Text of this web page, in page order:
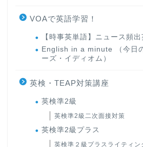
VOAで英語学習！
【時事英単語】ニュース頻
English in a minute （今日
ーズ・イディオム）
英検・TEAP対策講座
英検準2級
英検準2級二次面接対策
英検準2級プラス
英検準２級プラスライティン